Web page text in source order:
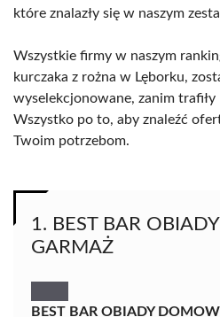
które znalazły się w naszym
Wszystkie firmy w naszym
kurczaka z rożna w Lęborku,
wyselekcjonowane, zanim trafiły
Wszystko po to, aby znaleźć
Twoim potrzebom.
1. BEST BAR
GARMAŻ
BEST BAR OBIADY